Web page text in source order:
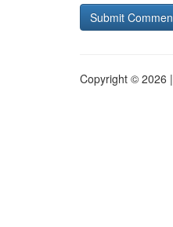
Copyright © 2026 |